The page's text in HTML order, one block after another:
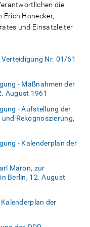
die
Erich Honecker,
und Einsatzleiter
Nr. 01/61
- Maßnahmen der
August 1961
- Aufstellung der
Rekognoszierung,
- Kalenderplan der
Maron, zur
Berlin, 12. August
der